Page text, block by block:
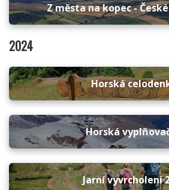
Z města na kopec -
2024
Horská
Horská
Jarní vyvrcholení